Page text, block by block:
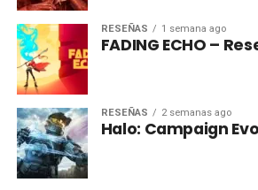
RESEÑAS 1 semana ago
FADING ECHO –
RESEÑAS 2 semanas ago
Halo: Campaign